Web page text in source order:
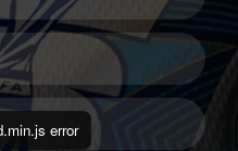
error